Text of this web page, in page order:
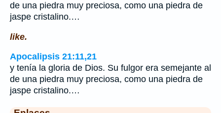
de una piedra muy preciosa, como una piedra de
jaspe cristalino.…
like.
Apocalipsis 21:11,21
y tenía la gloria de Dios. Su fulgor era semejante al
de una piedra muy preciosa, como una piedra de
jaspe cristalino.…